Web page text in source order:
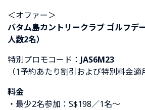
＜オファー＞
バタム島カントリークラブ ゴルフデ
人数2名）
特別プロモコード： JAS6M23
（1予約あたり割引および特別料金適
料金
・最少2名参加：S$198／1名〜